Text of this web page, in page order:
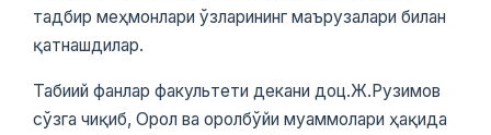
тадбир меҳмонлари ўзларининг маърузалари билан
қатнашдилар.
Табиий фанлар факультети декани доц.Ж.Рузимов
сўзга чиқиб, Орол ва оролбўйи муаммолари ҳақида